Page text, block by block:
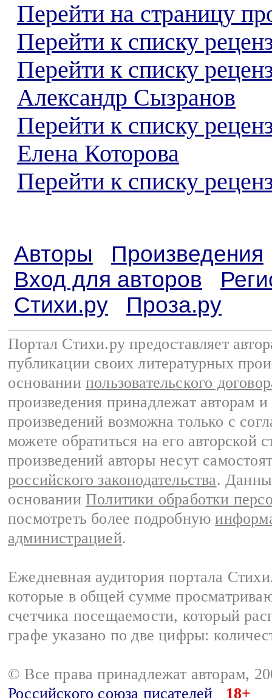
Перейти на страницу
Перейти к списку
Перейти к списку
Александр Сызранов
Перейти к списку
Елена Которова
Перейти к списку
Авторы
Произведения
Вход для авторов
Стихи.ру
Проза.ру
Портал Стихи.ру предоставляет
публикации своих литературных
основании пользовательского
произведения принадлежат авторам
произведений возможна только с
можете обратиться на его авторской
произведений авторы несут
российского законодательства.
основании Политики обработки
посмотреть более подробную
администрацией.
Ежедневная аудитория портала
которые в общей сумме
счетчика посещаемости, который
графе указано по две цифры:
© Все права принадлежат авторам,
Российского союза писателей
18+